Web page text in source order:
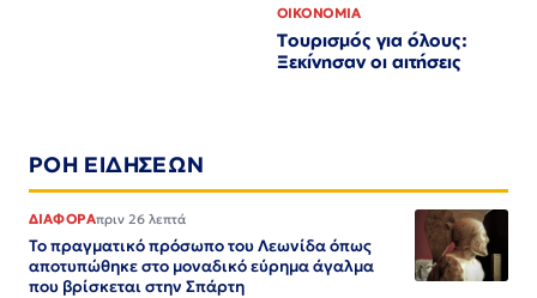
ΟΙΚΟΝΟΜΙΑ
Τουρισμός για όλους:
Ξεκίνησαν οι αιτήσεις
ΡΟΗ ΕΙΔΗΣΕΩΝ
ΔΙΑΦΟΡΑπριν 26 λεπτά
Το πραγματικό πρόσωπο του Λεωνίδα όπως
αποτυπώθηκε στο μοναδικό εύρημα άγαλμα
που βρίσκεται στην Σπάρτη